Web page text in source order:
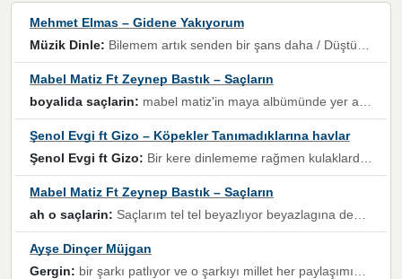
Mehmet Elmas – Gidene Yakıyorum
Müzik Dinle: Bilemem artık senden bir şans daha / Düştüğün zaman ben olmayacağım yanında” dizeleri, artık geçmişin tekrarına izin verilmeyeceğini, kişisel sınırların çizildiğini gösteriyor.
Mabel Matiz Ft Zeynep Bastık – Saçların
boyalida saçlarin: mabel matiz'in maya albümünde yer alan güzellerden. parça da şarkı hani! müzikal altyapısına vurulduğum, sözlerinde kaybolduğum bir parça olmuş.
Şenol Evgi ft Gizo – Köpekler Tanımadıklarına havlar
Şenol Evgi ft Gizo: Bir kere dinlememe rağmen kulaklardan gitmiyor sen sen sen sen kurban ol sen sen sen sen hayran ol yükses ses müzik dinleme sebebisiniz canlar bomba gibi patladınız maşallah
Mabel Matiz Ft Zeynep Bastık – Saçların
ah o saçlarin: Saçlarım tel tel beyazlıyor beyazlagına degil yanımda sen yoksun ona üzülüyorum günler bir bir geçiyor geçen günlere değil sensiz geçen günlere darılıyorum,Dinledikce asla kavusamayacagim ama asla unutamicagim sevdiğim adam için yanar içim
Ayşe Dinçer Müjgan
Gergin: bir şarkı patlıyor ve o şarkıyı millet her paylaşımın altına koyuyor ve öyle bir durum hal alıyor ki şarkıyı dinlemeden şarkıdan bikıyorsun Ama bu enteresan bir şekilde dillere dolanıyor millet olarak seviyoruz dertlerle boğuşurken bir yandan da göbek atmayi))) diyeceklerim bu kadar güzel hoş bir sayfa emeğinize sağlık arkadaşlar kolay gelsin